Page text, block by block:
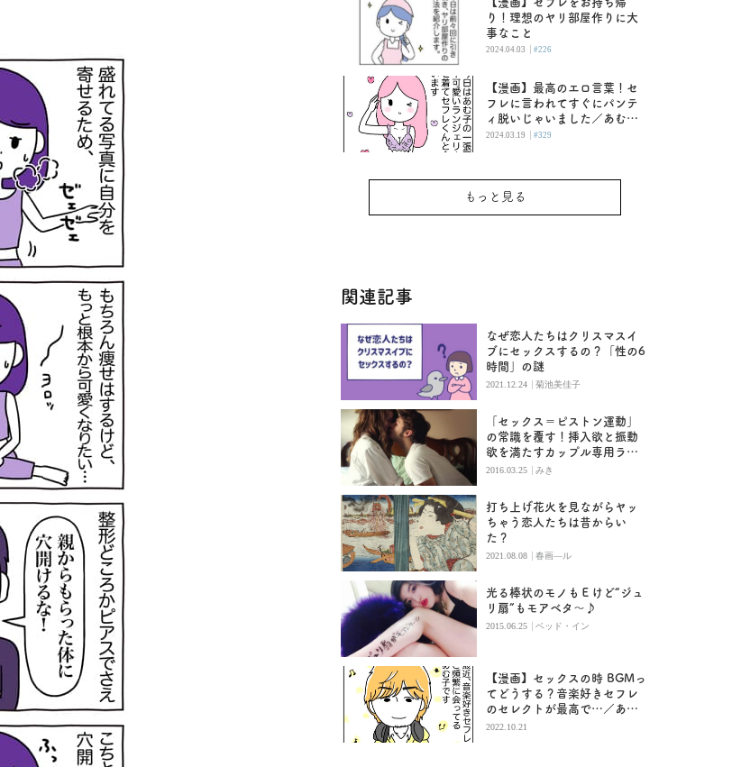
【漫画】セフレをお持ち帰
り！理想のヤリ部屋作りに大
事なこと
2024.04.03 | #226
【漫画】最高のエロ言葉！セ
フレに言われてすぐにパンテ
ィ脱いじゃいました／あむ子
の日常
2024.03.19 | #329
もっと見る
関連記事
なぜ恋人たちはクリスマスイ
ブにセックスするの？「性の6
時間」の謎
2021.12.24 | 菊池美佳子
「セックス＝ピストン運動」
の常識を覆す！挿入欲と振動
欲を満たすカップル専用ラブ
グッズ
2016.03.25 | みき
打ち上げ花火を見ながらヤッ
ちゃう恋人たちは昔からい
た？
2021.08.08 | 春画―ル
光る棒状のモノもＥけど“ジュ
リ扇”もモアベタ～♪
2015.06.25 | ベッド・イン
【漫画】セックスの時 BGMっ
てどうする？音楽好きセフレ
のセレクトが最高で…／あむ
子の日常
2022.10.21